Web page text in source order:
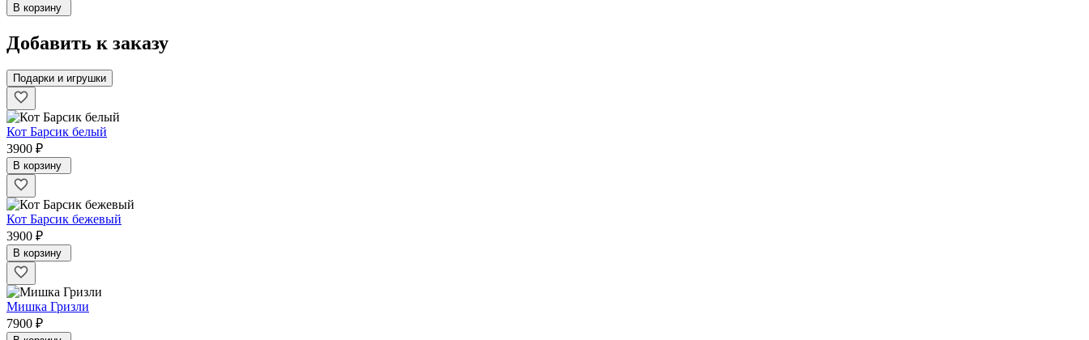
В корзину
Добавить к заказу
Подарки и игрушки
Кот Барсик белый
3900 ₽
В корзину
Кот Барсик бежевый
3900 ₽
В корзину
Мишка Гризли
7900 ₽